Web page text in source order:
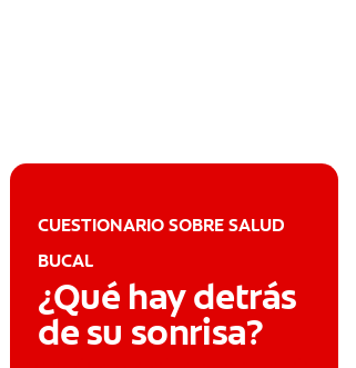
CUESTIONARIO SOBRE SALUD
BUCAL
¿Qué hay detrás
de su sonrisa?